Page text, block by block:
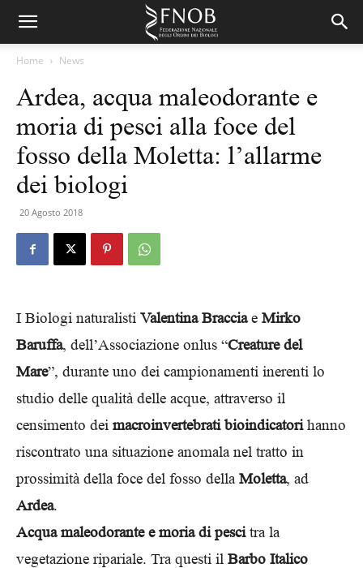
Home News
Ardea, acqua maleodorante e
moria di pesci alla foce del
fosso della Moletta: l’allarme
dei biologi
20 Agosto 2018
I Biologi naturalisti Valentina Bracciae Mirko
Baruffa, dell’Associazione onlus “Creature del
Mare”, durante uno dei campionamenti inerenti lo
studio delle qualità delle acque, attraverso il
censimento dei macroinvertebrati bioindicatorihanno
riscontrato una situazione anomala nel tratto in
prossimità della foce del fosso dellaMoletta, ad
Ardea.
Acqua maleodorante e moria di pescitra la
vegetazione ripariale. Tra questi il Barbo Italico